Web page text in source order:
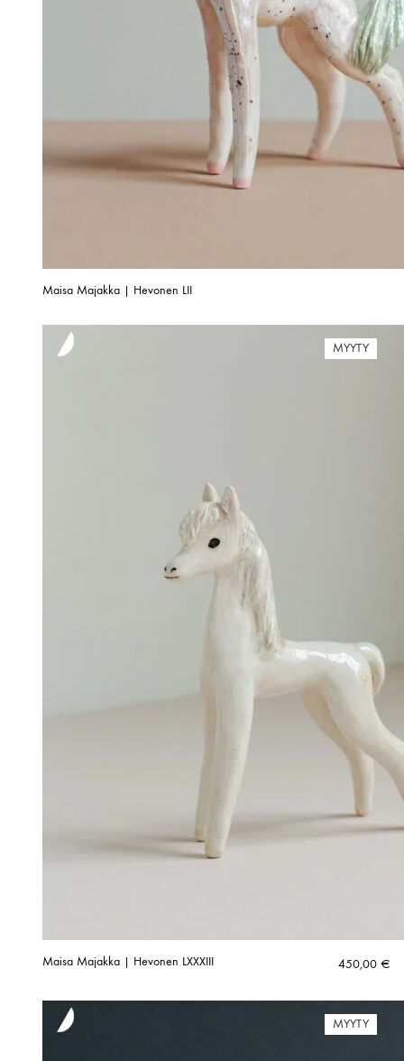
Maisa Majakka | Hevonen LII
MYYTY
Maisa Majakka | Hevonen LXXXIII 450,00 €
MYYTY